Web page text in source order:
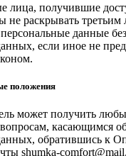
лица, получившие
не раскрывать
данные
если иное не
положения
может получить
касающимся
обратившись к
shumka-